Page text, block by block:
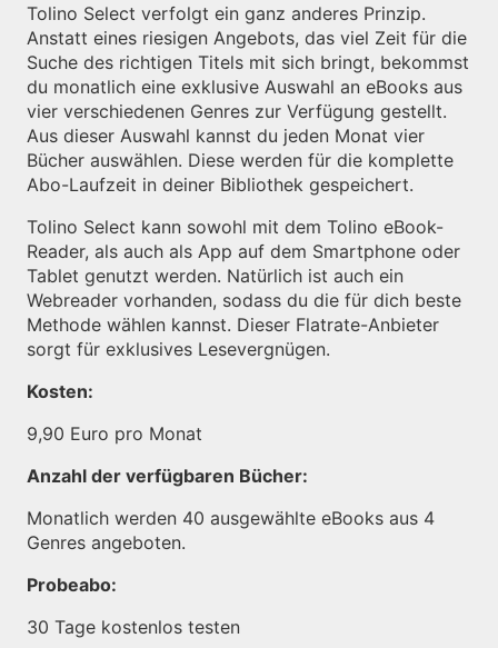
Tolino Select verfolgt ein ganz anderes Prinzip.
Anstatt eines riesigen Angebots, das viel Zeit für die
Suche des richtigen Titels mit sich bringt, bekommst
du monatlich eine exklusive Auswahl an eBooks aus
vier verschiedenen Genres zur Verfügung gestellt.
Aus dieser Auswahl kannst du jeden Monat vier
Bücher auswählen. Diese werden für die komplette
Abo-Laufzeit in deiner Bibliothek gespeichert.
Tolino Select kann sowohl mit dem Tolino eBook-
Reader, als auch als App auf dem Smartphone oder
Tablet genutzt werden. Natürlich ist auch ein
Webreader vorhanden, sodass du die für dich beste
Methode wählen kannst. Dieser Flatrate-Anbieter
sorgt für exklusives Lesevergnügen.
Kosten:
9,90 Euro pro Monat
Anzahl der verfügbaren Bücher:
Monatlich werden 40 ausgewählte eBooks aus 4
Genres angeboten.
Probeabo:
30 Tage kostenlos testen